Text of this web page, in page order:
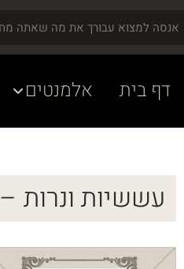
דף בית אלמנטים
עששיות ונרות – Lanterns and Candles